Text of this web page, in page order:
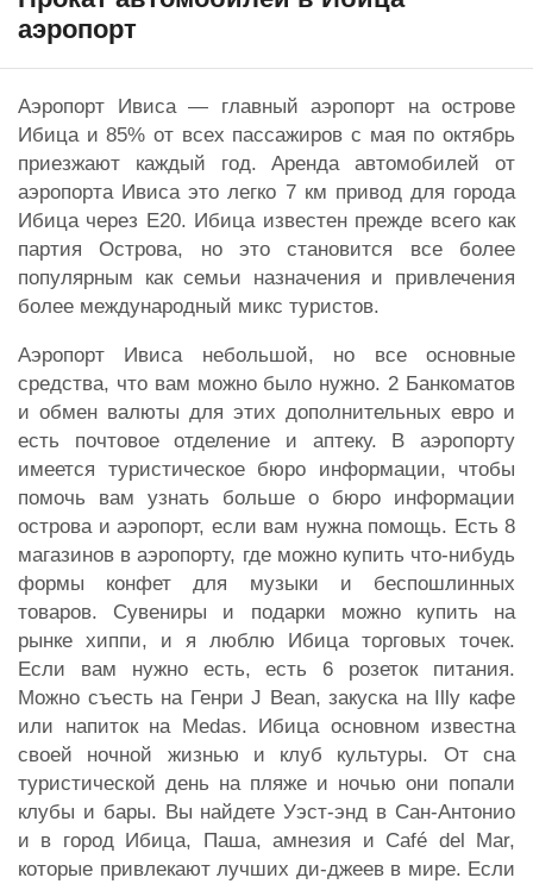
аэропорт
Аэропорт Ивиса — главный аэропорт на острове
Ибица и 85% от всех пассажиров с мая по октябрь
приезжают каждый год. Аренда автомобилей от
аэропорта Ивиса это легко 7 км привод для города
Ибица через Е20. Ибица известен прежде всего как
партия Острова, но это становится все более
популярным как семьи назначения и привлечения
более международный микс туристов.
Аэропорт Ивиса небольшой, но все основные
средства, что вам можно было нужно. 2 Банкоматов
и обмен валюты для этих дополнительных евро и
есть почтовое отделение и аптеку. В аэропорту
имеется туристическое бюро информации, чтобы
помочь вам узнать больше о бюро информации
острова и аэропорт, если вам нужна помощь. Есть 8
магазинов в аэропорту, где можно купить что-нибудь
формы конфет для музыки и беспошлинных
товаров. Сувениры и подарки можно купить на
рынке хиппи, и я люблю Ибица торговых точек.
Если вам нужно есть, есть 6 розеток питания.
Можно съесть на Генри J Bean, закуска на Illy кафе
или напиток на Medas. Ибица основном известна
своей ночной жизнью и клуб культуры. От сна
туристической день на пляже и ночью они попали
клубы и бары. Вы найдете Уэст-энд в Сан-Антонио
и в город Ибица, Паша, амнезия и Café del Mar,
которые привлекают лучших ди-джеев в мире. Если